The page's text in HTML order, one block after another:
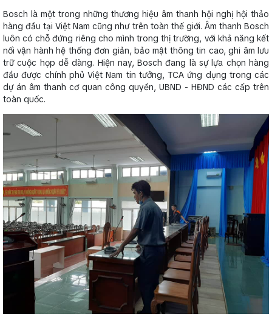
Bosch là một trong những thương hiệu âm thanh hội nghị hội thảo
hàng đầu tại Việt Nam cũng như trên toàn thế giới. Âm thanh Bosch
luôn có chỗ đứng riêng cho mình trong thị trường, với khả năng kết
nối vận hành hệ thống đơn giản, bảo mật thông tin cao, ghi âm lưu
trữ cuộc họp dễ dàng. Hiện nay, Bosch đang là sự lựa chọn hàng
đầu được chính phủ Việt Nam tin tưởng, TCA ứng dụng trong các
dự án âm thanh cơ quan công quyền, UBND - HĐND các cấp trên
toàn quốc.